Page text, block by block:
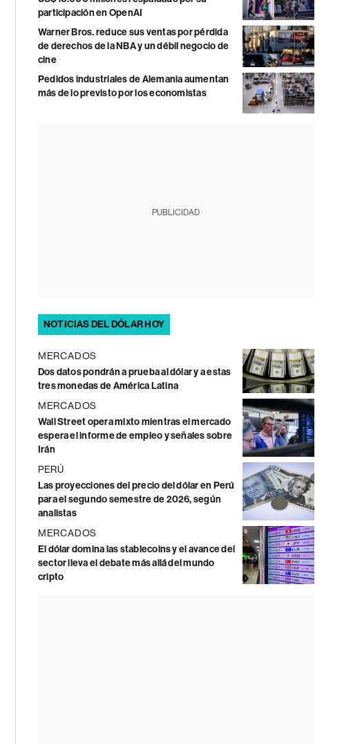
participación en OpenAI
Warner Bros. reduce sus ventas por pérdida
de derechos de la NBA y un débil negocio de
cine
Pedidos industriales de Alemania aumentan
más de lo previsto por los economistas
PUBLICIDAD
NOTICIAS DEL DÓLAR HOY
MERCADOS
Dos datos pondrán a prueba al dólar y a estas
tres monedas de América Latina
MERCADOS
Wall Street opera mixto mientras el mercado
espera el informe de empleo y señales sobre
Irán
PERÚ
Las proyecciones del precio del dólar en Perú
para el segundo semestre de 2026, según
analistas
MERCADOS
El dólar domina las stablecoins y el avance del
sector lleva el debate más allá del mundo
cripto